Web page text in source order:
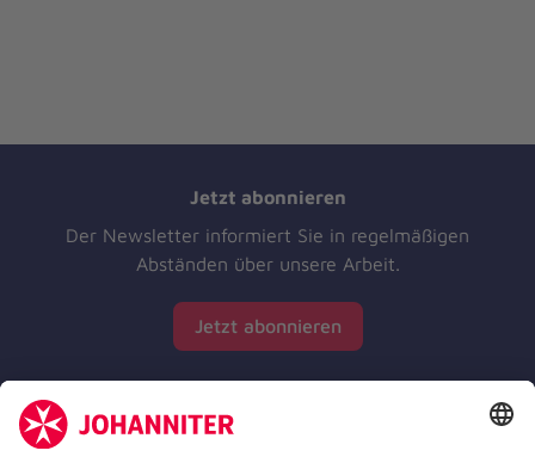
Jetzt abonnieren
Der Newsletter informiert Sie in regelmäßigen
Abständen über unsere Arbeit.
Jetzt abonnieren
Zertifizierung der Johanniter-Unfall-Hilfe e.V.